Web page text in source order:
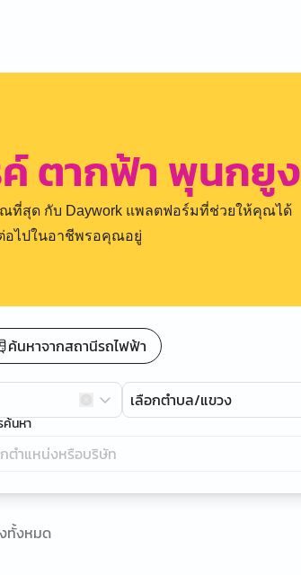
ตากฟ้า พุนกยูง
สุด กับ Daywork แพลตฟอร์มที่ช่วยให้คุณได้
ต่อไปในอาชีพรอคุณอยู่
ค้นหาจากสถานีรถไฟฟ้า
เลือกตำบล/แขวง
นหา
ทั้งหมด